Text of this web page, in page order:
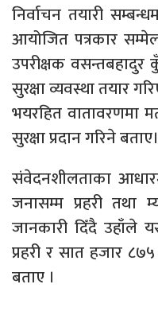
निर्वाचन तयारी
आयोजित पत्रकार
उपरीक्षक वसन्तबहादुर
सुरक्षा व्यवस्था तयार
भयरहित वातावरणमा
सुरक्षा प्रदान गरिने बताए।
संवेदनशीलताका
जनासम्म प्रहरी तथा
जानकारी दिँदै उहाँले
प्रहरी र सात हजार
बताए ।